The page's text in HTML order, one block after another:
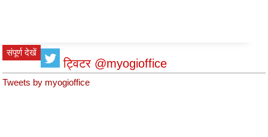
संपूर्ण देखें
ट्विटर @myogioffice
Tweets by myogioffice